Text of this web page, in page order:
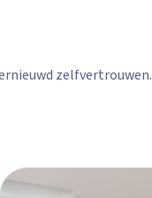
zelfvertrouwen.